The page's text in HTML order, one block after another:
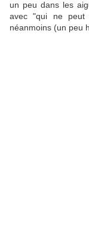
un peu dans les
avec "qui ne
néanmoins (un peu